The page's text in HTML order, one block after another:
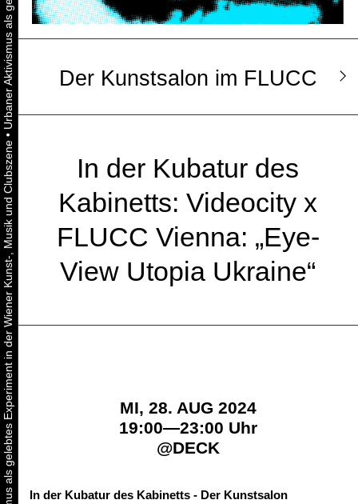
Urbaner Aktivismus als gelebtes Experiment in der Wiener Kunst-, Musik und Clubszene
•
Der Kunstsalon im FLUCC
In der Kubatur des
Kabinetts: Videocity x
FLUCC Vienna: „Eye-
View Utopia Ukraine“
MI, 28. AUG 2024
19:00—23:00 Uhr
@DECK
In der Kubatur des Kabinetts - Der Kunstsalon